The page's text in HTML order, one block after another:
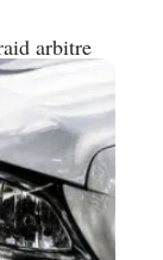
arbitre